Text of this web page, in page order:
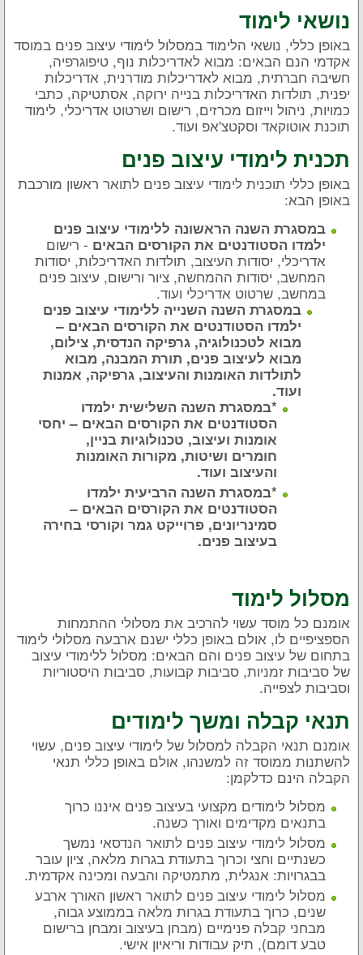
נושאי לימוד
באופן כללי, נושאי הלימוד במסלול לימודי עיצוב פנים במוסד
אקדמי הנם הבאים: מבוא לאדריכלות נוף, טיפוגרפיה,
חשיבה חברתית, מבוא לאדריכלות מודרנית, אדריכלות
יפנית, תולדות האדריכלות בנייה ירוקה, אסתטיקה, כתבי
כמויות, ניהול וייזום מכרזים, רישום ושרטוט אדריכלי, לימוד
תוכנת אוטוקאד וסקטצ'אפ ועוד.
תכנית לימודי עיצוב פנים
באופן כללי תוכנית לימודי עיצוב פנים לתואר ראשון מורכבת
באופן הבא:
במסגרת השנה הראשונה ללימודי עיצוב פנים
ילמדו הסטודנטים את הקורסים הבאים - רישום
אדריכלי, יסודות העיצוב, תולדות האדריכלות, יסודות
המחשב, יסודות ההמחשה, ציור ורישום, עיצוב פנים
במחשב, שרטוט אדריכלי ועוד.
במסגרת השנה השנייה ללימודי עיצוב פנים
ילמדו הסטודנטים את הקורסים הבאים –
מבוא לטכנולוגיה, גרפיקה הנדסית, צילום,
מבוא לעיצוב פנים, תורת המבנה, מבוא
לתולדות האומנות והעיצוב, גרפיקה, אמנות
ועוד.
*במסגרת השנה השלישית ילמדו
הסטודנטים את הקורסים הבאים – יחסי
אומנות ועיצוב, טכנולוגיות בניין,
חומרים ושיטות, מקורות האומנות
והעיצוב ועוד.
*במסגרת השנה הרביעית ילמדו
הסטודנטים את הקורסים הבאים –
סמינריונים, פרוייקט גמר וקורסי בחירה
בעיצוב פנים.
מסלול לימוד
אומנם כל מוסד עשוי להרכיב את מסלולי ההתמחות
הספציפיים לו, אולם באופן כללי ישנם ארבעה מסלולי לימוד
בתחום של עיצוב פנים והם הבאים: מסלול ללימודי עיצוב
של סביבות זמניות, סביבות קבועות, סביבות היסטוריות
וסביבות לצפייה.
תנאי קבלה ומשך לימודים
אומנם תנאי הקבלה למסלול של לימודי עיצוב פנים, עשוי
להשתנות ממוסד זה למשנהו, אולם באופן כללי תנאי
הקבלה הינם כדלקמן:
מסלול לימודים מקצועי בעיצוב פנים איננו כרוך
בתנאים מקדימים ואורך כשנה.
מסלול לימודי עיצוב פנים לתואר הנדסאי נמשך
כשנתיים וחצי וכרוך בתעודת בגרות מלאה, ציון עובר
בבגרויות: אנגלית, מתמטיקה והבעה ומכינה אקדמית.
מסלול לימודי עיצוב פנים לתואר ראשון האורך ארבע
שנים, כרוך בתעודת בגרות מלאה בממוצע גבוה,
מבחני קבלה פנימיים (מבחן בעיצוב ומבחן ברישום
טבע דומם), תיק עבודות וריאיון אישי.